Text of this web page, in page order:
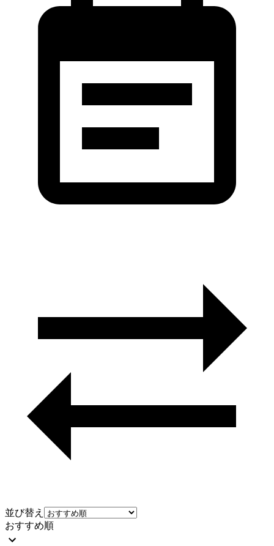
並び替え
おすすめ順